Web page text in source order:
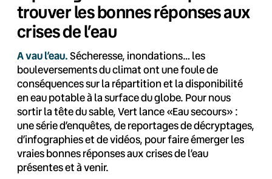
trouver les bonnes réponses aux
crises de l’eau
A vau l’eau.Sécheresse, inondations… les
bouleversements du climat ont une foule de
conséquences sur la répartition et la disponibilité
en eau potable à la surface du globe. Pour nous
sortir la tête du sable, Vert lance «Eau secours» :
une série d’enquêtes, de reportages de décryptages,
d’infographies et de vidéos, pour faire émerger les
vraies bonnes réponses aux crises de l’eau
présentes et à venir.